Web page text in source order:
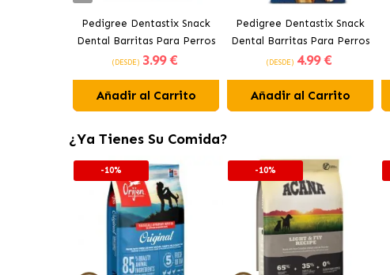
Pedigree Dentastix Snack
Dental Barritas Para Perros
Medianos 10-25 kg
(DESDE) 3.99 €
Añadir al Carrito
Pedigree Dentastix Snack
Dental Barritas Para Perros
Grandes +25 kg
(DESDE) 4.99 €
Añadir al Carrito
¿Ya Tienes Su Comida?
-10% -10%